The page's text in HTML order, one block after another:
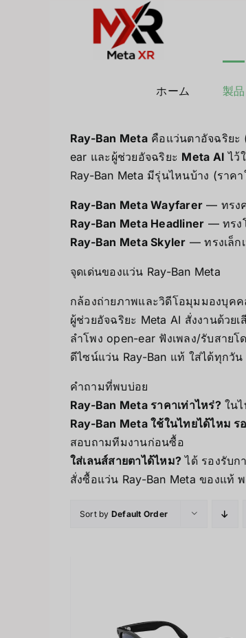
ホーム 製品
Ray-Ban Metaคือแว่นตาอัจฉริยะ
ear และผู้ช่วยอัจฉริยะ Meta AI ไว้
Ray-Ban Meta มีรุ่นไหนบ้าง (ราคา
Ray-Ban Meta Wayfarer — ทรง
Ray-Ban Meta Headliner — ทรง
Ray-Ban Meta Skyler — ทรงเล็ก
จุดเด่นของแว่น Ray-Ban Meta
กล้องถ่ายภาพและวิดีโอมุมมองบุค
ผู้ช่วยอัจฉริยะ Meta AI สั่งงานด้วย
ลำโพง open-ear ฟังเพลง/รับสายโ
ดีไซน์แว่น Ray-Ban แท้ ใส่ได้ทุกวัน
คำถามที่พบบ่อย
Ray-Ban Meta ราคาเท่าไหร่?ในไ
Ray-Ban Meta ใช้ในไทยได้ไหม ร
สอบถามทีมงานก่อนซื้อ
ใส่เลนส์สายตาได้ไหม? ได้ รองรับก
สั่งซื้อแว่น Ray-Ban Meta ของแท้
Sort by Default Order